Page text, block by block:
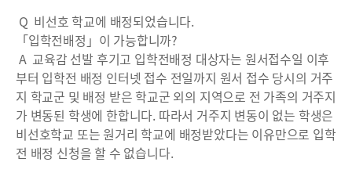
Q 비선호 학교에 배정되었습니다.
「입학전배정」이 가능합니까?
A 교육감 선발 후기고 입학전배정 대상자는 원서접수일 이후
부터 입학전 배정 인터넷 접수 전일까지 원서 접수 당시의 거주
지 학교군 및 배정 받은 학교군 외의 지역으로 전 가족의 거주지
가 변동된 학생에 한합니다. 따라서 거주지 변동이 없는 학생은
비선호학교 또는 원거리 학교에 배정받았다는 이유만으로 입학
전 배정 신청을 할 수 없습니다.